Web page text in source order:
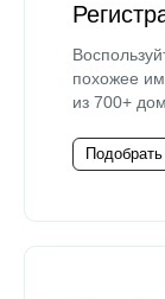
похожее
из 700+